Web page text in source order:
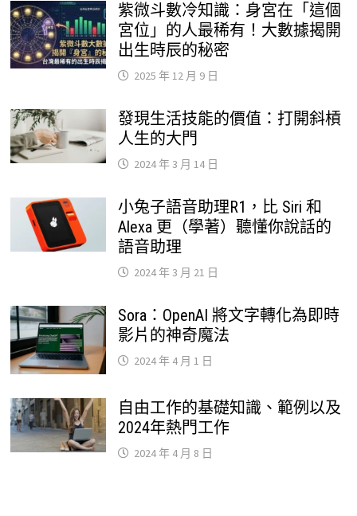
紫微斗數冷知識：身宮在「這個
宮位」的人最稀有！大數據揭開
出生時辰的秘密
2025 年 12 月 9 日
發現生活技能的價值：打開斜槓
人生的大門
2024 年 3 月 14 日
小兔子語音助理R1，比 Siri 和
Alexa 更（學著）聽懂你說話的
語音助理
2024 年 3 月 21 日
Sora：OpenAI 將文字轉化為即時
影片的神奇魔法
2024 年 4 月 1 日
自由工作的基礎知識、範例以及
2024年熱門工作
2024 年 4 月 8 日